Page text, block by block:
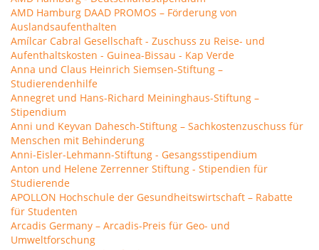
AMD Hamburg DAAD PROMOS – Förderung von
Auslandsaufenthalten
Amílcar Cabral Gesellschaft - Zuschuss zu Reise- und
Aufenthaltskosten - Guinea-Bissau - Kap Verde
Anna und Claus Heinrich Siemsen-Stiftung –
Studierendenhilfe
Annegret und Hans-Richard Meininghaus-Stiftung –
Stipendium
Anni und Keyvan Dahesch-Stiftung – Sachkostenzuschuss für
Menschen mit Behinderung
Anni-Eisler-Lehmann-Stiftung - Gesangsstipendium
Anton und Helene Zerrenner Stiftung - Stipendien für
Studierende
APOLLON Hochschule der Gesundheitswirtschaft – Rabatte
für Studenten
Arcadis Germany – Arcadis-Preis für Geo- und
Umweltforschung